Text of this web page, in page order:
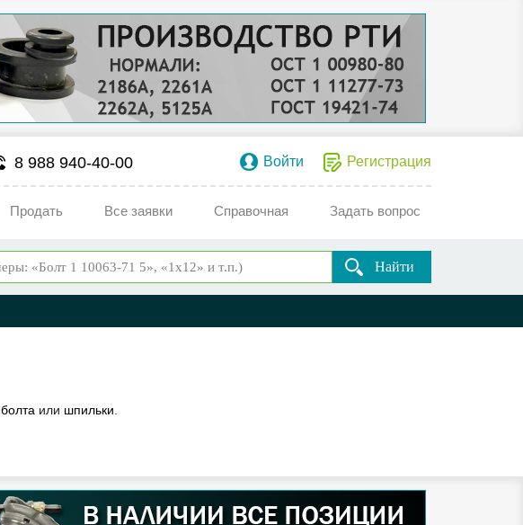
8 988 940-40-00 Войти Регистрация
Продать Все заявки Справочная Задать вопрос
Найти
болта или шпильки